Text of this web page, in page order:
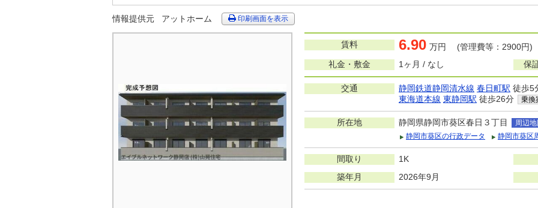
情報提供元 アットホーム 印刷画面を表示
賃料 6.90 万円 (管理費等：2900円)
礼金・敷金
1ヶ月 / なし 保
交通 静岡鉄道静岡清水線 春日町駅 徒歩5
東海道本線 東静岡駅 徒歩26分 乗換
所在地 静岡県静岡市葵区春日３丁目
周辺
静岡市葵区の行政データ
静岡市葵区
間取り
1K
築年月
2026年9月